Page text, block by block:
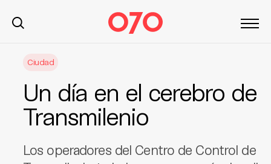
Ciudad
Un día en el cerebro de
Transmilenio
Los operadores del Centro de Control de